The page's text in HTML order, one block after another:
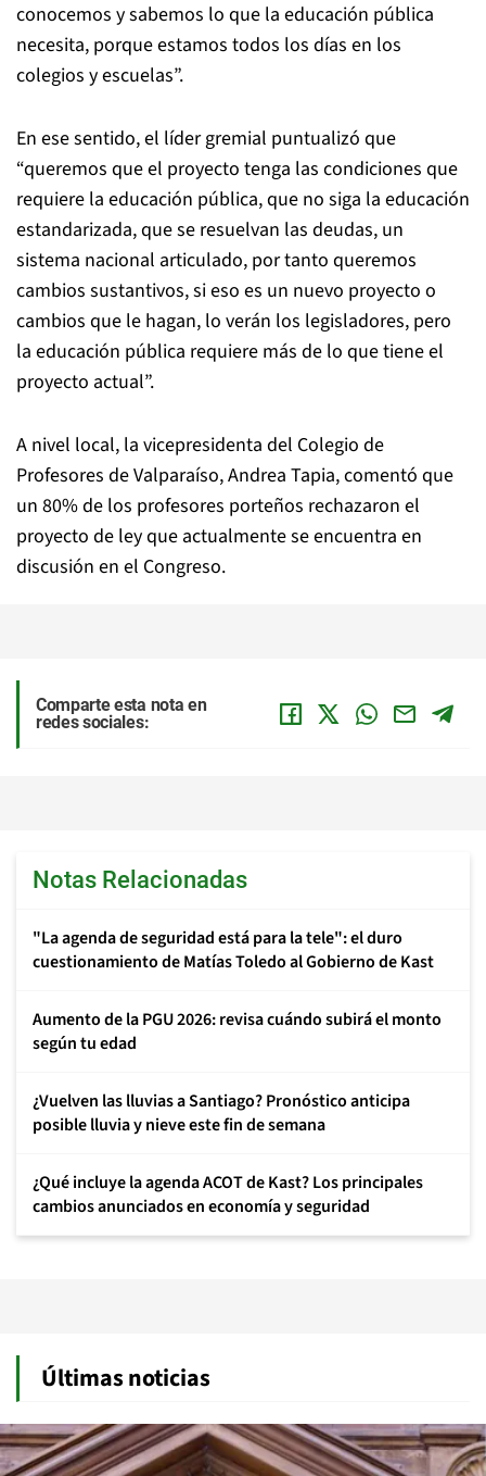
conocemos y sabemos lo que la educación pública
necesita, porque estamos todos los días en los
colegios y escuelas”.
En ese sentido, el líder gremial puntualizó que
“queremos que el proyecto tenga las condiciones que
requiere la educación pública, que no siga la educación
estandarizada, que se resuelvan las deudas, un
sistema nacional articulado, por tanto queremos
cambios sustantivos, si eso es un nuevo proyecto o
cambios que le hagan, lo verán los legisladores, pero
la educación pública requiere más de lo que tiene el
proyecto actual”.
A nivel local, la vicepresidenta del Colegio de
Profesores de Valparaíso, Andrea Tapia, comentó que
un 80% de los profesores porteños rechazaron el
proyecto de ley que actualmente se encuentra en
discusión en el Congreso.
Comparte esta nota en
redes sociales:
Notas Relacionadas
"La agenda de seguridad está para la tele": el duro
cuestionamiento de Matías Toledo al Gobierno de Kast
Aumento de la PGU 2026: revisa cuándo subirá el monto
según tu edad
¿Vuelven las lluvias a Santiago? Pronóstico anticipa
posible lluvia y nieve este fin de semana
¿Qué incluye la agenda ACOT de Kast? Los principales
cambios anunciados en economía y seguridad
Últimas noticias